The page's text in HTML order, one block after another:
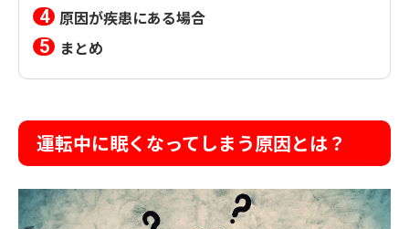
原因が疾患にある場合
まとめ
運転中に眠くなってしまう原因とは？